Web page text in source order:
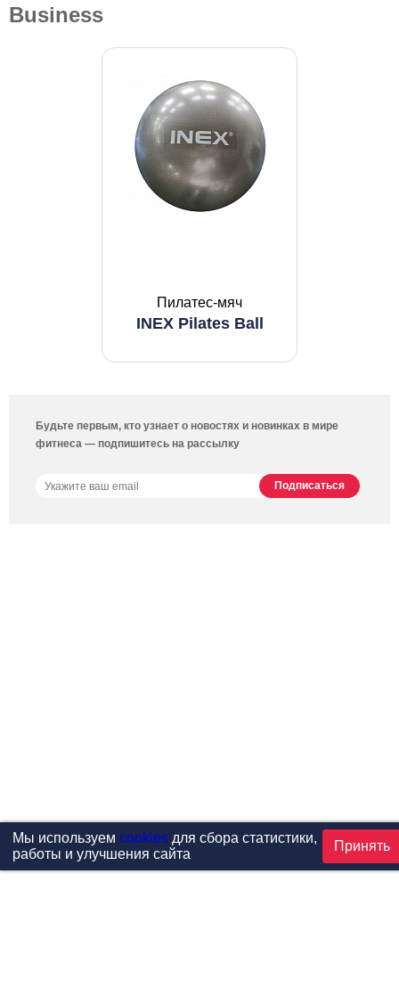
Business
Пилатес-мяч
INEX Pilates Ball
Будьте первым, кто узнает о новостях и новинках в мире
фитнеса — подпишитесь на рассылку
Мы используем cookiesдля сбора статистики,
работы и улучшения сайта
Принять